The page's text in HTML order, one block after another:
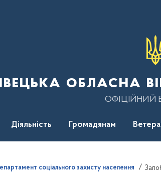
обласна
ОФІЦІЙНИЙ
Діяльність Громадянам
соціального захисту населення